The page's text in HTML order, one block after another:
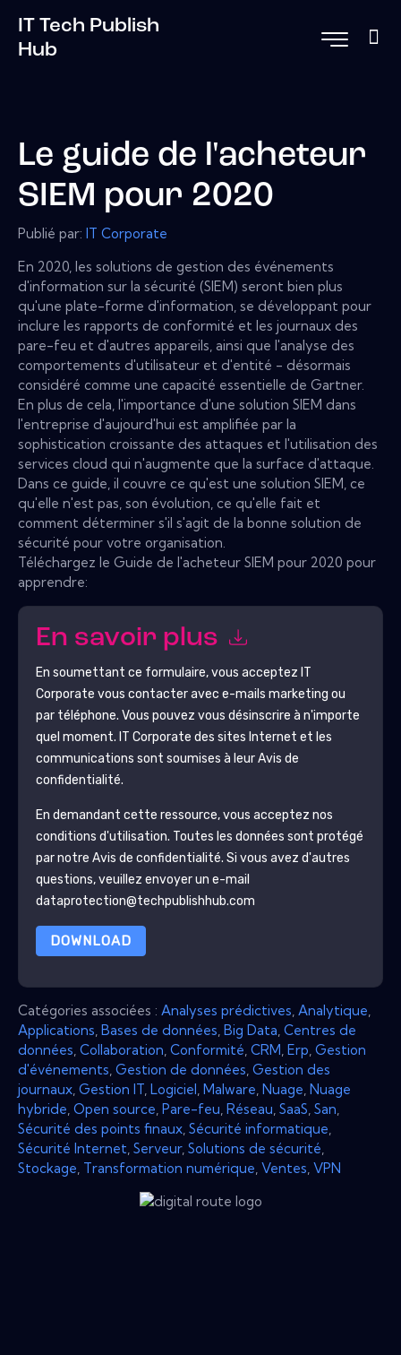
IT Tech Publish
Hub
Le guide de l'acheteur
SIEM pour 2020
Publié par: IT Corporate
En 2020, les solutions de gestion des événements
d'information sur la sécurité (SIEM) seront bien plus
qu'une plate-forme d'information, se développant pour
inclure les rapports de conformité et les journaux des
pare-feu et d'autres appareils, ainsi que l'analyse des
comportements d'utilisateur et d'entité - désormais
considéré comme une capacité essentielle de Gartner.
En plus de cela, l'importance d'une solution SIEM dans
l'entreprise d'aujourd'hui est amplifiée par la
sophistication croissante des attaques et l'utilisation des
services cloud qui n'augmente que la surface d'attaque.
Dans ce guide, il couvre ce qu'est une solution SIEM, ce
qu'elle n'est pas, son évolution, ce qu'elle fait et
comment déterminer s'il s'agit de la bonne solution de
sécurité pour votre organisation.
Téléchargez le Guide de l'acheteur SIEM pour 2020 pour
apprendre:
En savoir plus
En soumettant ce formulaire, vous acceptez IT
Corporate vous contacter avec e-mails marketing ou
par téléphone. Vous pouvez vous désinscrire à n'importe
quel moment. IT Corporate des sites Internet et les
communications sont soumises à leur Avis de
confidentialité.
En demandant cette ressource, vous acceptez nos
conditions d'utilisation. Toutes les données sont protégé
par notre Avis de confidentialité. Si vous avez d'autres
questions, veuillez envoyer un e-mail
dataprotection@techpublishhub.com
DOWNLOAD
Catégories associées : Analyses prédictives Analytique
Applications Bases de données Big Data Centres de
données Collaboration Conformité CRM Erp Gestion
d'événements Gestion de données Gestion des
journaux Gestion IT Logiciel Malware Nuage Nuage
hybride Open source Pare-feu Réseau SaaS San
Sécurité des points finaux Sécurité informatique
Sécurité Internet Serveur, Solutions de sécurité
Stockage Transformation numérique Ventes VPN